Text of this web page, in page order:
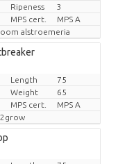
Ripeness
3
MPS cert.
MPS A
alstroemeria
Length
75
Weight
65
MPS cert.
MPS A